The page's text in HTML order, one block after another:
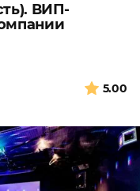
ВИП-
5.00